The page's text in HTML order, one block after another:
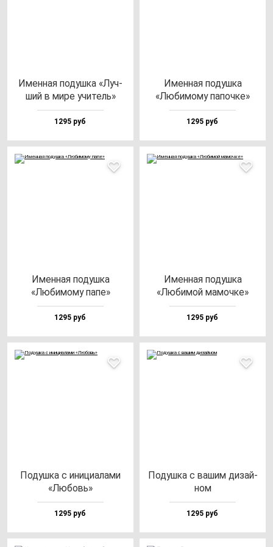
Имен­ная по­душ­ка «Луч­
ший в ми­ре учи­тель»
1295 руб
Имен­ная по­душ­ка
«Люби­мо­му па­поч­ке»
1295 руб
Имен­ная по­душ­ка
«Люби­мо­му па­пе»
1295 руб
Имен­ная по­душ­ка
«Люби­мой ма­моч­ке»
1295 руб
Подуш­ка с ини­ци­ала­ми
«Любовь»
1295 руб
Подуш­ка с ва­шим ди­зай­
ном
1295 руб